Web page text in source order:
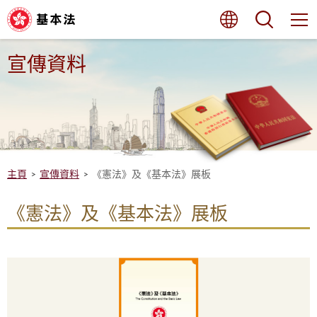
至
內
容
開
始
語言
宣傳資料
主頁 宣傳資料 《憲法》及《基本法》展板
《憲法》及《基本法》展板